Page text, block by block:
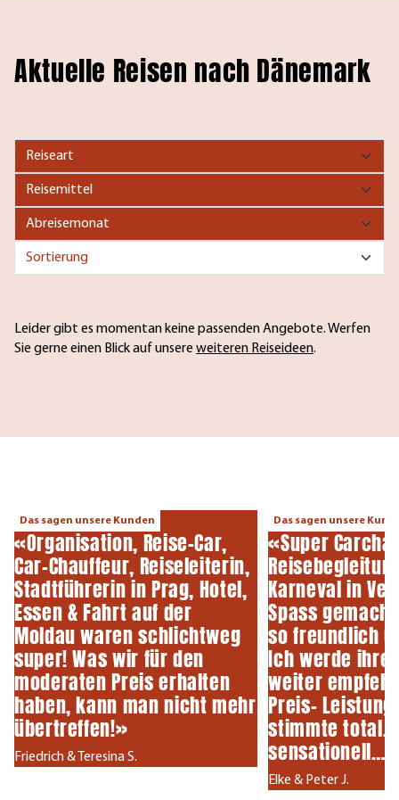
Aktuelle Reisen nach Dänemark
Leider gibt es momentan keine passenden Angebote. Werfen
Sie gerne einen Blick auf unsereweiteren Reiseideen.
Das sagen unsere Kunden
«Organisation, Reise-Car,
Car-Chauffeur, Reiseleiterin,
Stadtführerin in Prag, Hotel,
Essen & Fahrt auf der
Moldau waren schlichtweg
super! Was wir für den
moderaten Preis erhalten
haben, kann man nicht mehr
übertreffen!»
Friedrich & Teresina S.
Das sagen unsere
«Super
Karneval in
Spass
so freundlich
Ich werde ihre
weiter
Preis-
stimmte
sensationell…
Elke & Peter J.